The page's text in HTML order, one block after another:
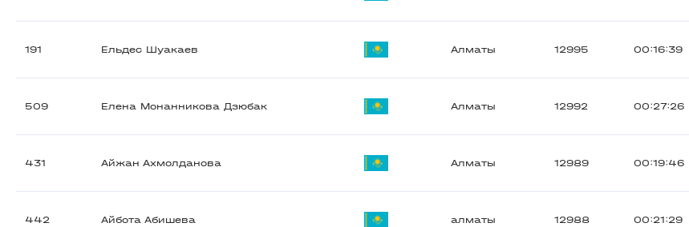
191 Ельдес Шуакаев Алматы 12995 00:16:39
509 Елена Монанникова Дзюбак Алматы 12992 00:27:26
431 Айжан Ахмолданова Алматы 12989 00:19:46
442 Айбота Абишева алматы 12988 00:21:29